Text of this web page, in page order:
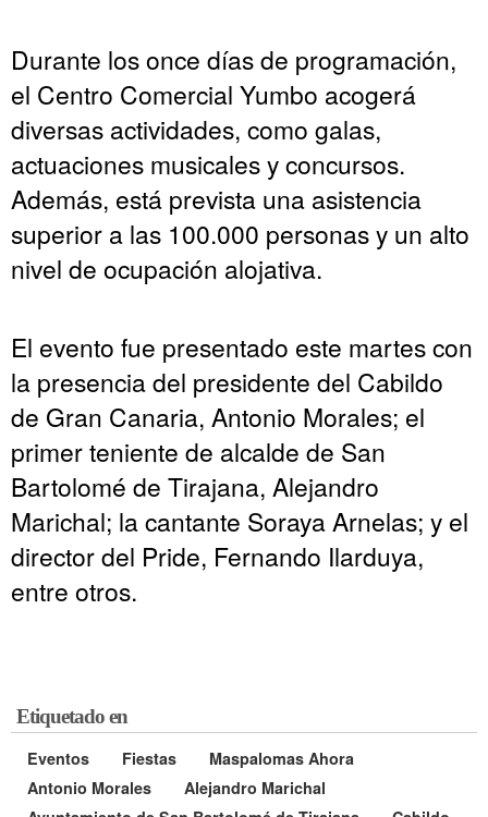
Durante los once días de programación,
el Centro Comercial Yumbo acogerá
diversas actividades, como galas,
actuaciones musicales y concursos.
Además, está prevista una asistencia
superior a las 100.000 personas y un alto
nivel de ocupación alojativa.
El evento fue presentado este martes con
la presencia del presidente del Cabildo
de Gran Canaria, Antonio Morales; el
primer teniente de alcalde de San
Bartolomé de Tirajana, Alejandro
Marichal; la cantante Soraya Arnelas; y el
director del Pride, Fernando Ilarduya,
entre otros.
Etiquetado en
Eventos Fiestas
Maspalomas Ahora
Antonio Morales
Alejandro Marichal